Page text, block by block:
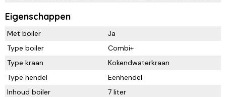
Eigenschappen
Met boiler
Ja
Type boiler
Combi+
Type kraan
Kokendwaterkraan
Type hendel
Eenhendel
Inhoud boiler
7 liter